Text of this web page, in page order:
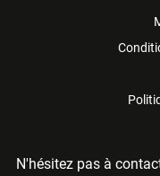
N'hésitez pas à